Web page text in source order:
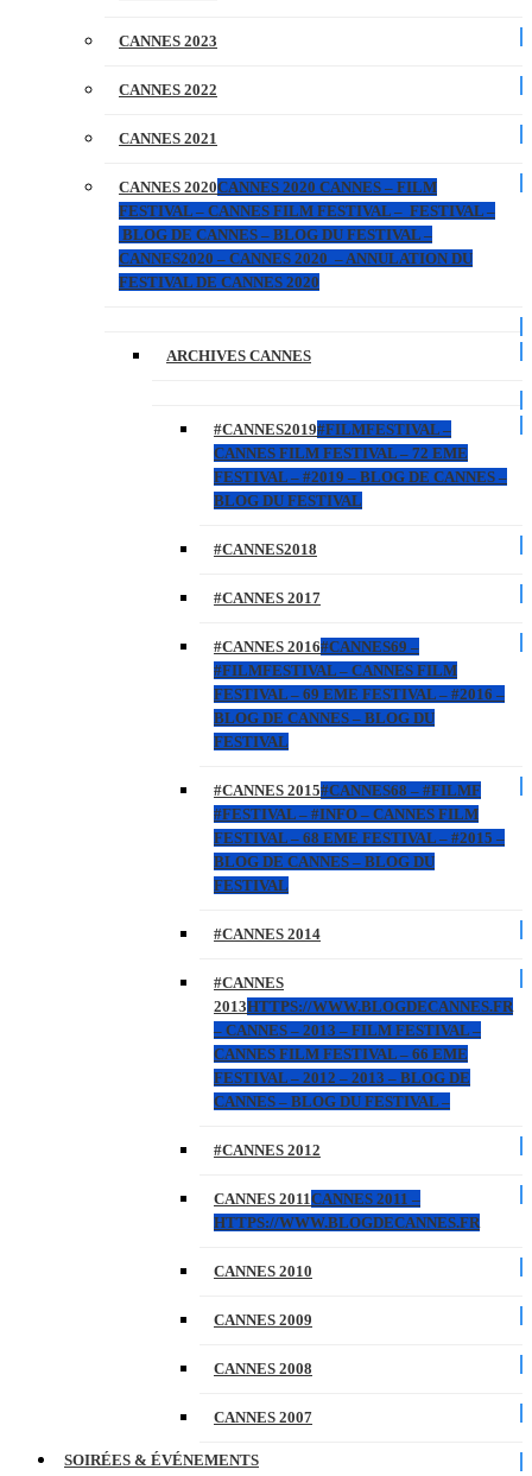
CANNES 2023
CANNES 2022
CANNES 2021
CANNES 2020CANNES 2020 CANNES – FILM
FESTIVAL – CANNES FILM FESTIVAL – FESTIVAL –
BLOG DE CANNES – BLOG DU FESTIVAL –
CANNES2020 – CANNES 2020 – ANNULATION DU
FESTIVAL DE CANNES 2020
ARCHIVES CANNES
#CANNES2019#FILMFESTIVAL –
CANNES FILM FESTIVAL – 72 EME
FESTIVAL – #2019 – BLOG DE CANNES –
BLOG DU FESTIVAL
#CANNES2018
#CANNES 2017
#CANNES 2016#CANNES69 –
#FILMFESTIVAL – CANNES FILM
FESTIVAL – 69 EME FESTIVAL – #2016 –
BLOG DE CANNES – BLOG DU
FESTIVAL
#CANNES 2015#CANNES68 – #FILMF
#FESTIVAL – #INFO – CANNES FILM
FESTIVAL – 68 EME FESTIVAL – #2015 –
BLOG DE CANNES – BLOG DU
FESTIVAL
#CANNES 2014
#CANNES
2013HTTPS://WWW.BLOGDECANNES.FR
– CANNES – 2013 – FILM FESTIVAL –
CANNES FILM FESTIVAL – 66 EME
FESTIVAL – 2012 – 2013 – BLOG DE
CANNES – BLOG DU FESTIVAL –
#CANNES 2012
CANNES 2011CANNES 2011 –
HTTPS://WWW.BLOGDECANNES.FR
CANNES 2010
CANNES 2009
CANNES 2008
CANNES 2007
SOIRÉES & ÉVÉNEMENTS